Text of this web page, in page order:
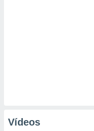
Vídeos